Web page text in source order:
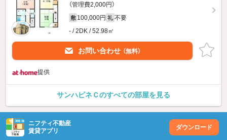
（管理費2,000円）
敷 100,000円 礼 不要
- / 2DK / 52.98㎡
お問い合わせ （無料）
提供
サンハピネＣのすべての部屋を見る
ニフティ不動産
賃貸アプリ
ダウンロード